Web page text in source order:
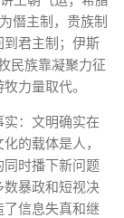
僭主制，贵族制
君主制；伊斯
民族靠凝聚力征
力量取代。
：文明确实在
的载体是人，
时播下新问题
数暴政和短视决
信息失真和继